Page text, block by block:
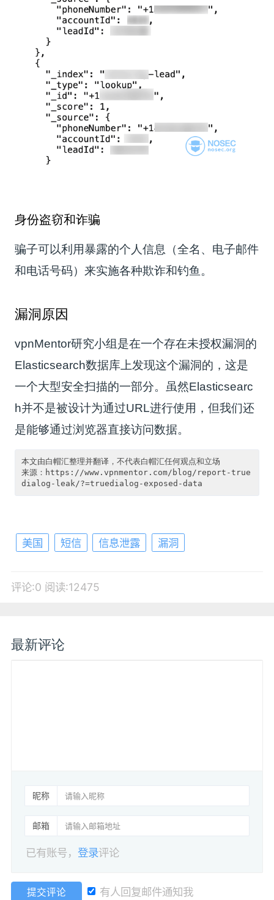
身份盗窃和诈骗
骗子可以利用暴露的个人信息（全名、电子邮件
和电话号码）来实施各种欺诈和钓鱼。
漏洞原因
vpnMentor研究小组是在一个存在未授权漏洞的
Elasticsearch数据库上发现这个漏洞的，这是
一个大型安全扫描的一部分。虽然Elasticsearc
h并不是被设计为通过URL进行使用，但我们还
是能够通过浏览器直接访问数据。
本文由白帽汇整理并翻译，不代表白帽汇任何观点和立场
来源：https://www.vpnmentor.com/blog/report-true
美国 短信 信息泄露 漏洞
评论:0 阅读:12475
最新评论
昵称
邮箱
已有账号，登录评论
提交评论 有人回复邮件通知我